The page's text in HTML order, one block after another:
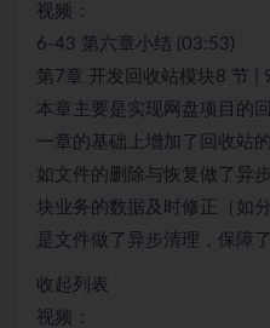
视频：
6-43 第六章小结 (03:53)
第7章 开发回收站模块8 节 |
本章主要是实现网盘项目的
一章的基础上增加了回收站
如文件的删除与恢复做了异
块业务的数据及时修正（如
是文件做了异步清理，保障
收起列表
视频：